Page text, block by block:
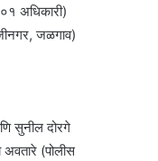
अधिकारी)
जळगाव)
सुनील दोरगे
अवतारे (पोलीस